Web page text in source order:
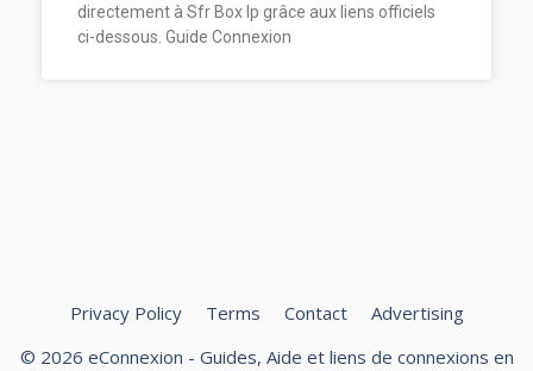
directement à Sfr Box Ip grâce aux liens officiels
ci-dessous. Guide Connexion
Privacy Policy Terms Contact
Advertising
© 2026 eConnexion - Guides, Aide et liens de connexions en